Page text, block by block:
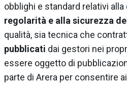
obblighi e standard relativi
regolarità e alla sicurezza
qualità, sia tecnica che
pubblicati dai gestori nei
essere oggetto di
parte di Arera per consentire